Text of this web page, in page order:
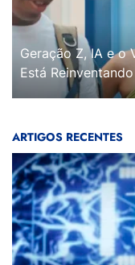
Geração Z, IA e o
Está
ARTIGOS RECENTES